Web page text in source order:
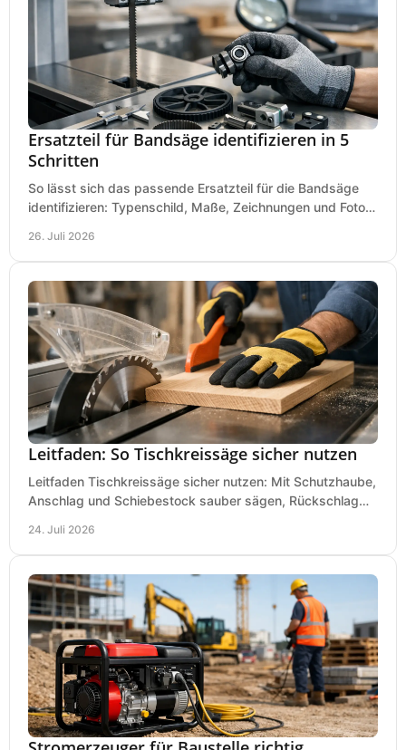
Ersatzteil für Bandsäge identifizieren in 5
Schritten
So lässt sich das passende Ersatzteil für die Bandsäge
identifizieren: Typenschild, Maße, Zeichnungen und Fotos
26. Juli 2026
Leitfaden: So Tischkreissäge sicher nutzen
Leitfaden Tischkreissäge sicher nutzen: Mit Schutzhaube,
Anschlag und Schiebestock sauber sägen, Rückschlag
24. Juli 2026